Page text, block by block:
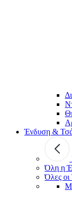
Ένδυση &
Όλη η
Όλες οι